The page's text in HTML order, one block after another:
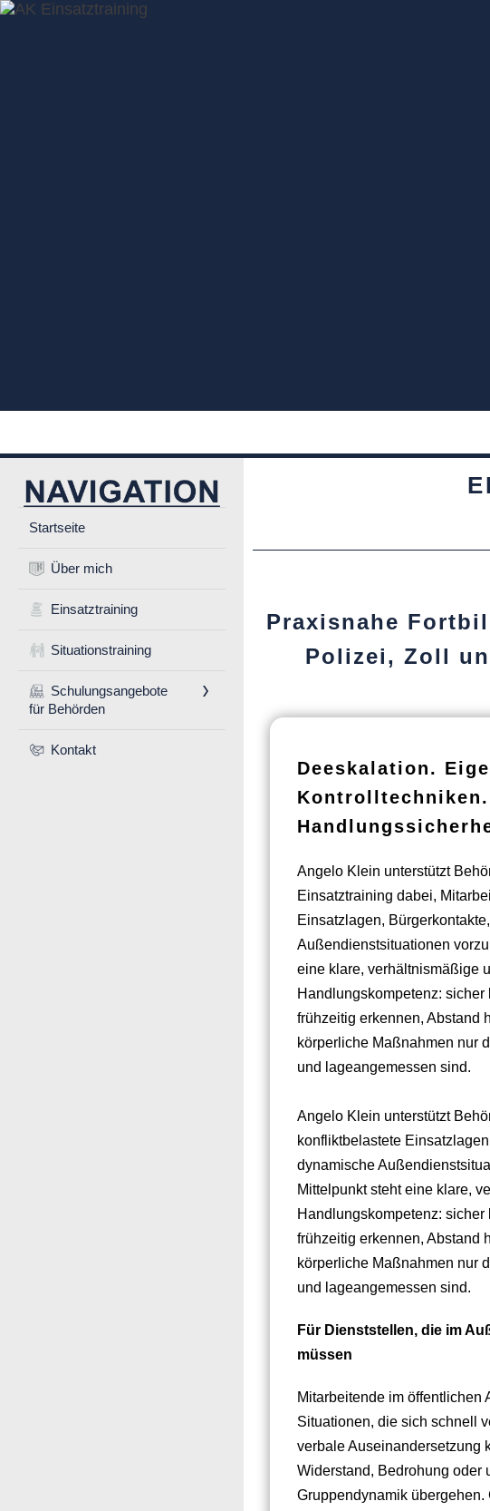
Startseite
Über mich
Einsatztraining
Situationstraining
Schulungsangebote
für Behörden
Kontakt
Praxisnahe
Polizei, Zoll
Deeskalation.
Angelo Klein unterstützt
Einsatztraining dabei,
Einsatzlagen,
Außendienstsituationen
eine klare, verhältnismäßige
Handlungskompetenz:
frühzeitig erkennen, Abstand
körperliche Maßnahmen nur
und lageangemessen sind.
Angelo Klein unterstützt
konfliktbelastete
dynamische
Mittelpunkt steht eine klare,
Handlungskompetenz:
frühzeitig erkennen, Abstand
körperliche Maßnahmen nur
und lageangemessen sind.
Für Dienststellen, die im
müssen
Mitarbeitende im öffentlichen
Situationen, die sich schnell
verbale Auseinandersetzung
Widerstand, Bedrohung oder
Gruppendynamik